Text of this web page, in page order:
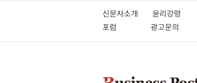
신문사소개 윤리강령
포럼
광고문의